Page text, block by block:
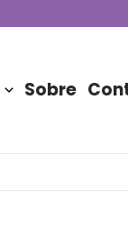
Sobre